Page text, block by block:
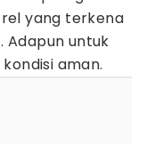
yang terkena
untuk
aman.